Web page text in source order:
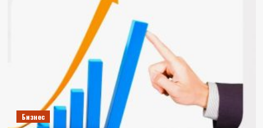
Бизнес